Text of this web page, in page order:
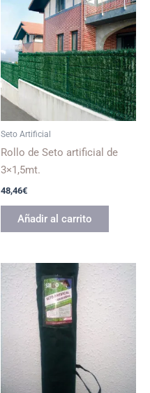
Seto Artificial
Rollo de Seto artificial de
3×1,5mt.
48,46€
Añadir al carrito